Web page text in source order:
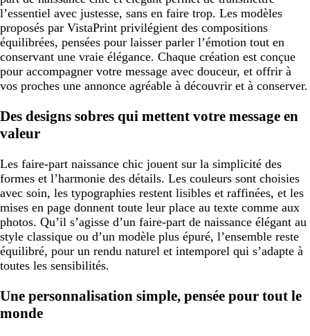
l’essentiel avec justesse, sans en faire trop. Les modèles
proposés par VistaPrint privilégient des compositions
équilibrées, pensées pour laisser parler l’émotion tout en
conservant une vraie élégance. Chaque création est conçue
pour accompagner votre message avec douceur, et offrir à
vos proches une annonce agréable à découvrir et à conserver.
Des designs sobres qui mettent votre message en
valeur
Les faire-part naissance chic jouent sur la simplicité des
formes et l’harmonie des détails. Les couleurs sont choisies
avec soin, les typographies restent lisibles et raffinées, et les
mises en page donnent toute leur place au texte comme aux
photos. Qu’il s’agisse d’un faire-part de naissance élégant au
style classique ou d’un modèle plus épuré, l’ensemble reste
équilibré, pour un rendu naturel et intemporel qui s’adapte à
toutes les sensibilités.
Une personnalisation simple, pensée pour tout le
monde